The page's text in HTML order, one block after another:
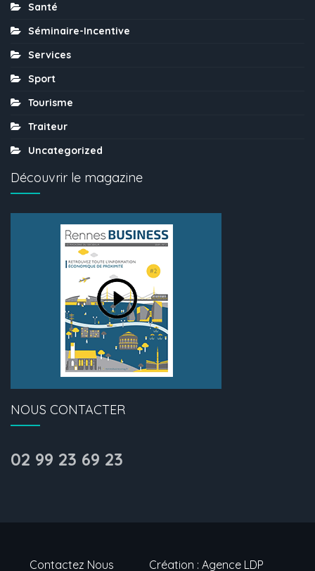
Santé
Séminaire-Incentive
Services
Sport
Tourisme
Traiteur
Uncategorized
Découvrir le magazine
NOUS CONTACTER
02 99 23 69 23
Contactez Nous Création : Agence LDP